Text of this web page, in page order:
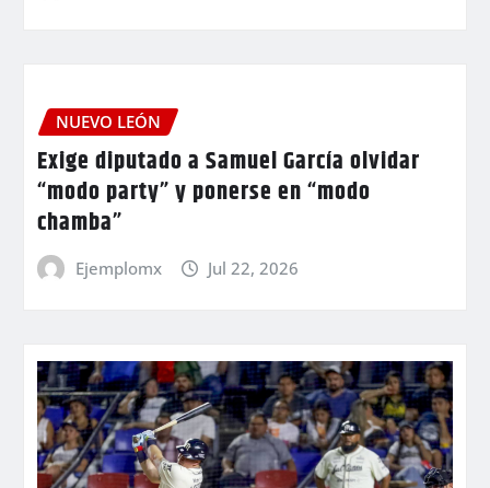
NUEVO LEÓN
Exige diputado a Samuel García olvidar
“modo party” y ponerse en “modo
chamba”
Ejemplomx Jul 22, 2026